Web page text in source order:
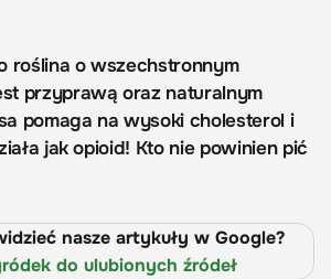
roślina o wszechstronnym
przyprawą oraz naturalnym
pomaga na wysoki cholesterol i
jak opioid! Kto nie powinien pić
nasze artykuły w Google?
do ulubionych źródeł